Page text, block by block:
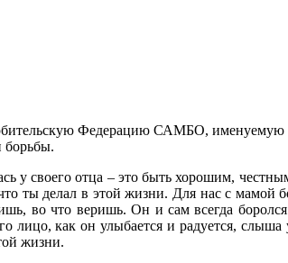
Федерацию САМБО,
борьбы.
у своего отца – это быть хорошим,
ты делал в этой жизни. Для нас с мамой
во что веришь. Он и сам всегда
лицо, как он улыбается и радуется,
жизни.